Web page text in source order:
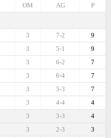
P
AG
OM
9
7-2
3
9
5-1
3
7
6-2
3
7
6-4
3
7
5-3
3
4
4-4
3
4
3-3
3
3
2-3
3